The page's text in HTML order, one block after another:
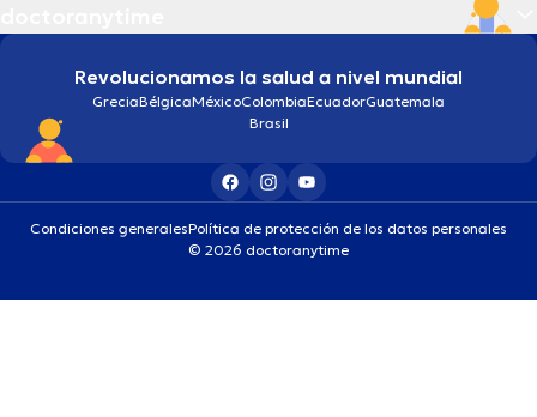
Revolucionamos la salud a nivel mundial
GreciaBélgicaMéxicoColombiaEcuadorGuatemala
Brasil
Condiciones generalesPolítica de protección de los datos personales
© 2026 doctoranytime